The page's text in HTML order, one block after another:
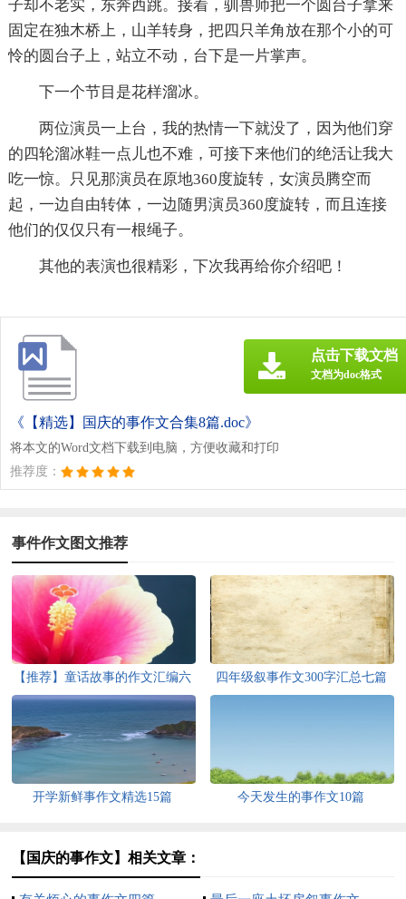
子却不老实，东奔西跳。接着，驯兽师把一个圆台子拿来
固定在独木桥上，山羊转身，把四只羊角放在那个小的可
怜的圆台子上，站立不动，台下是一片掌声。
下一个节目是花样溜冰。
两位演员一上台，我的热情一下就没了，因为他们穿
的四轮溜冰鞋一点儿也不难，可接下来他们的绝活让我大
吃一惊。只见那演员在原地360度旋转，女演员腾空而
起，一边自由转体，一边随男演员360度旋转，而且连接
他们的仅仅只有一根绳子。
其他的表演也很精彩，下次我再给你介绍吧！
《【精选】国庆的事作文合集8篇.doc》
将本文的Word文档下载到电脑，方便收藏和打印
推荐度：
点击下载文档
文档为doc格式
事件作文图文推荐
【推荐】童话故事的作文汇编六
篇
四年级叙事作文300字汇总七篇
开学新鲜事作文精选15篇 今天发生的事作文10篇
【国庆的事作文】相关文章：